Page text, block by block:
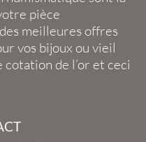
pièce
meilleures offres
vos bijoux ou vieil
de l’or et ceci